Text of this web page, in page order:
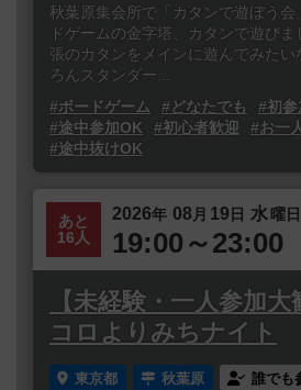
秋葉原集会所で「カタンで遊ぼう
ドゲームの金字塔、カタンで遊び
張のカタンをメインに遊んでみたい
ろんスタンダー...
#ボードゲーム
#どなたでも
#初参
#途中参加OK
#初心者歓迎
#お一
#途中抜けOK
あと
16人
2026年 08 月 19日 水曜日
19:00～23:00
【未経験・一人参加
コロよりみちナイト
東京都 秋葉原 誰でも